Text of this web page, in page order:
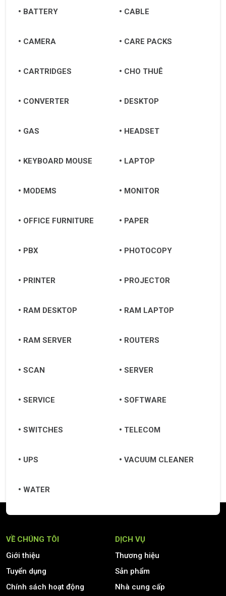
Lào Cai
Nghệ An
Phan Rang-Tháp Chàm
Nha Trang
Pleiku
Đà Nẵng
Quảng Nam
BATTERY CABLE
CAMERA CARE PACKS
CARTRIDGES CHO THUÊ
CONVERTER DESKTOP
GAS HEADSET
KEYBOARD MOUSE LAPTOP
MODEMS MONITOR
OFFICE FURNITURE PAPER
PBX PHOTOCOPY
PRINTER PROJECTOR
RAM DESKTOP RAM LAPTOP
RAM SERVER ROUTERS
SCAN SERVER
SERVICE SOFTWARE
SWITCHES TELECOM
UPS VACUUM CLEANER
WATER
VỀ CHÚNG TÔI
Giới thiệu
Tuyển dụng
Chính sách hoạt động
DỊCH VỤ
Thương hiệu
Sản phẩm
Nhà cung cấp